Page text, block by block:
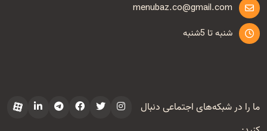
menubaz.co@gmail.com
شنبه تا 5شنبه
ما را در شبکه‌های اجتماعی دنبال